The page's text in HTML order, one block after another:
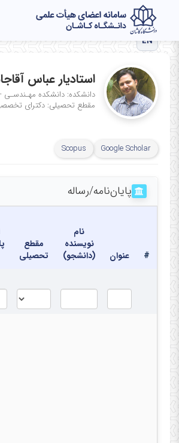
EN
استادیار عباس
دانشکده: دانشکده
مقطع تحصیلی: دکترای
Google Scholar
Scopus
پایان‌نامه‌/رساله
# عنوان
نام
نویسنده
(دانشجو)
مقطع
تحصیلی